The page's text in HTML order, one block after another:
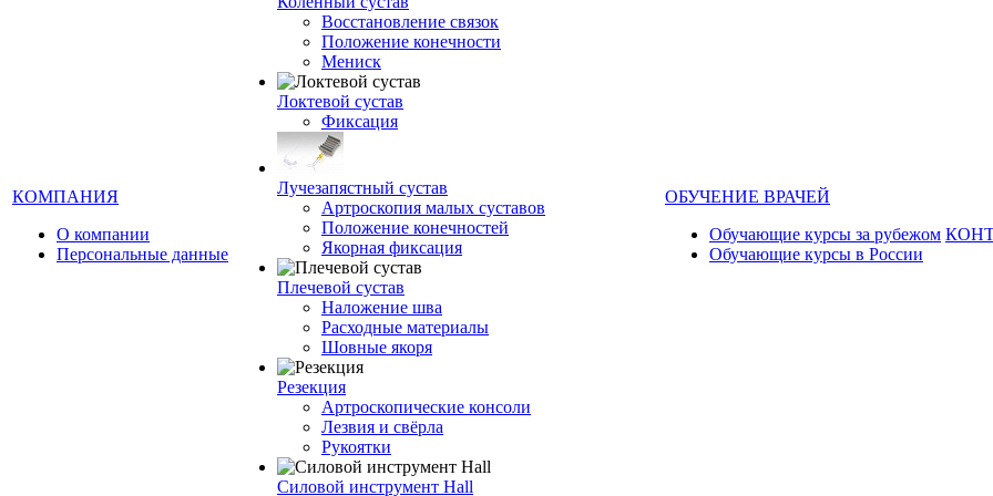
КОМПАНИЯ
О компании
Персональные данные
Восстановление связок
Положение конечности
Мениск
Локтевой сустав
Фиксация
Лучезапястный сустав
Артроскопия малых суставов
Положение конечностей
Якорная фиксация
Плечевой сустав
Наложение шва
Расходные материалы
Шовные якоря
Резекция
Артроскопические консоли
Лезвия и свёрла
Рукоятки
Силовой инструмент Hall
ОБУЧЕНИЕ ВРАЧЕЙ
Обучающие курсы за рубежом
Обучающие курсы в России